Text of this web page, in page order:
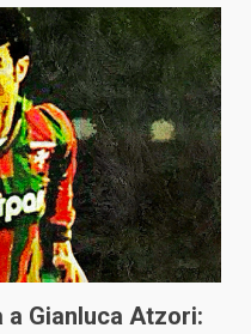
a Gianluca Atzori: